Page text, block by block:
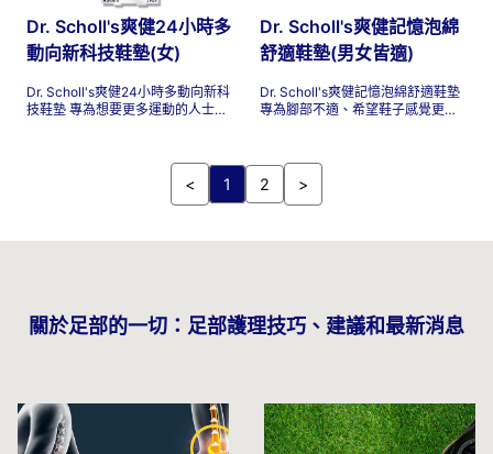
適感並減輕疲勞。
Dr. Scholl's爽健24小時多
動向新科技鞋墊(女)
Dr. Scholl's爽健24小時多動向新科
技鞋墊 專為想要更多運動的人士設
不適及肌肉酸痛，讓您每天都感覺
更加充滿活力！24小時多動向新科
技鞋墊 包裹您的整個足部，讓您感
行、跑步或運動時，將這些鞋墊穿
在任何鞋子上，甚至只是幫助您在
Dr. Scholl's爽健記憶泡綿
舒適鞋墊(男女皆適)
Dr. Scholl's爽健記憶泡綿舒適鞋墊
專為腳部不適、希望鞋子感覺更舒
海綿緩衝墊，從腳跟到腳趾，貼合
您的足部輪廓，有助於輕鬆邁出每
一步。
< 1 2 >
關於足部的一切：足部護理技巧、建議和最新消息